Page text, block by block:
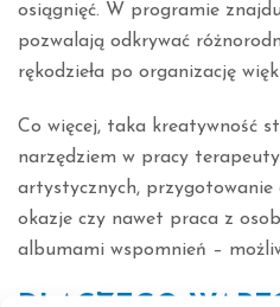
osiągnięć. W programie
pozwalają odkrywać
rękodzieła po organizację
Co więcej, taka kreatywność
narzędziem w pracy
artystycznych, przygotowanie
okazje czy nawet praca z
albumami wspomnień –